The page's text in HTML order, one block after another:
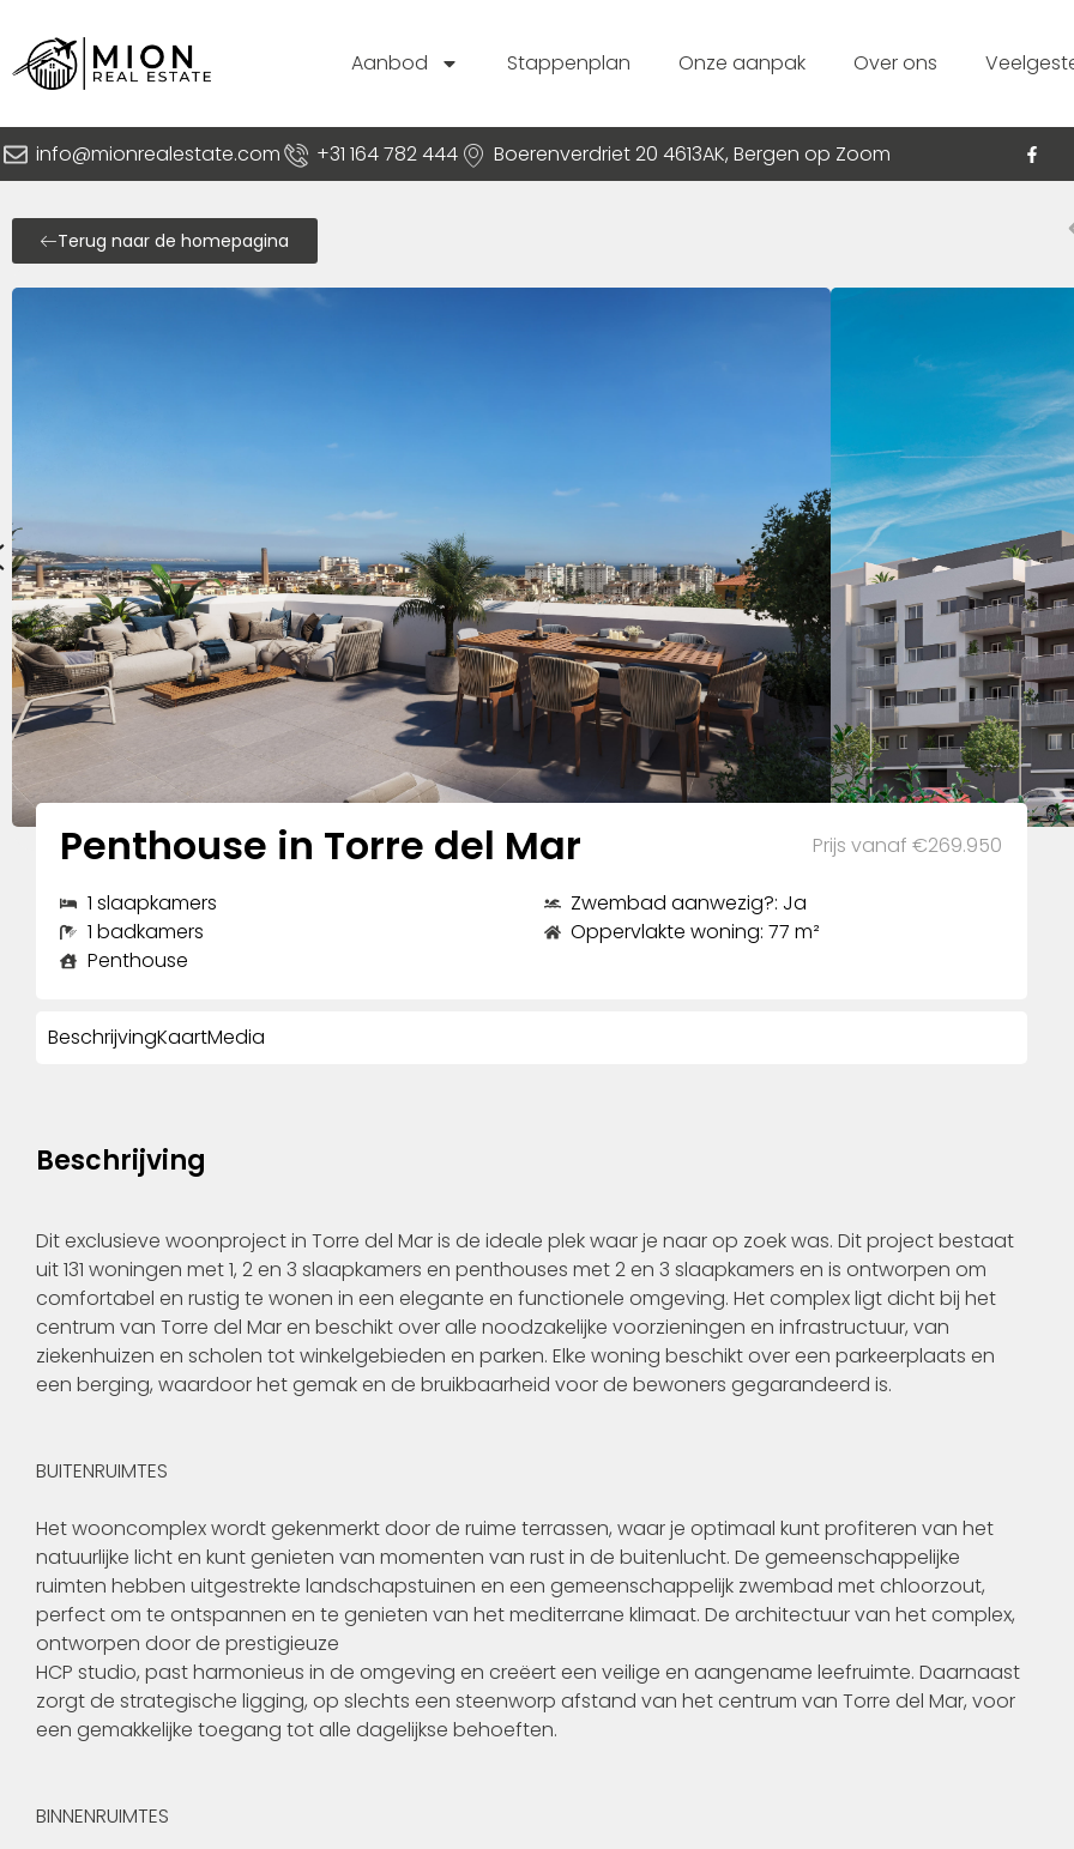
Aanbod Stappenplan Onze aanpak Over ons
info@mionrealestate.com +31 164 782 444 Boerenverdriet 20 4613AK, Bergen op Zoom
Terug naar de homepagina
Penthouse in Torre del Mar Prijs vanaf €269.950
1 slaapkamers
1 badkamers
Penthouse
Zwembad aanwezig?: Ja
Oppervlakte woning: 77 m²
BeschrijvingKaartMedia
Beschrijving
Dit exclusieve woonproject in Torre del Mar is de ideale plek waar je naar op zoek was. Dit project bestaat
uit 131 woningen met 1, 2 en 3 slaapkamers en penthouses met 2 en 3 slaapkamers en is ontworpen om
comfortabel en rustig te wonen in een elegante en functionele omgeving. Het complex ligt dicht bij het
centrum van Torre del Mar en beschikt over alle noodzakelijke voorzieningen en infrastructuur, van
ziekenhuizen en scholen tot winkelgebieden en parken. Elke woning beschikt over een parkeerplaats en
een berging, waardoor het gemak en de bruikbaarheid voor de bewoners gegarandeerd is.
BUITENRUIMTES
Het wooncomplex wordt gekenmerkt door de ruime terrassen, waar je optimaal kunt profiteren van het
natuurlijke licht en kunt genieten van momenten van rust in de buitenlucht. De gemeenschappelijke
ruimten hebben uitgestrekte landschapstuinen en een gemeenschappelijk zwembad met chloorzout,
perfect om te ontspannen en te genieten van het mediterrane klimaat. De architectuur van het complex,
ontworpen door de prestigieuze
HCP studio, past harmonieus in de omgeving en creëert een veilige en aangename leefruimte. Daarnaast
zorgt de strategische ligging, op slechts een steenworp afstand van het centrum van Torre del Mar, voor
een gemakkelijke toegang tot alle dagelijkse behoeften.
BINNENRUIMTES